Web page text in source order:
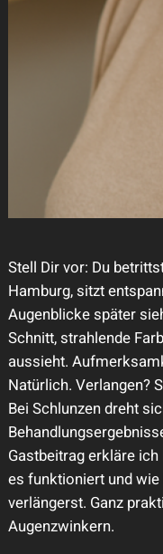
Stell Dir vor: Du
Hamburg, sitzt
Augenblicke später
Schnitt, strahlende
aussieht.
Natürlich. Verlangen?
Bei Schlunzen dreht
Gastbeitrag erkläre
es funktioniert und
verlängerst. Ganz
Augenzwinkern.